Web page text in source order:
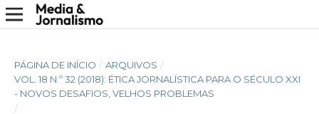
PÁGINA DE INÍCIO / ARQUIVOS /
VOL. 18 N.º 32 (2018): ÉTICA JORNALÍSTICA PARA O SÉCULO XXI
- NOVOS DESAFIOS, VELHOS PROBLEMAS
/